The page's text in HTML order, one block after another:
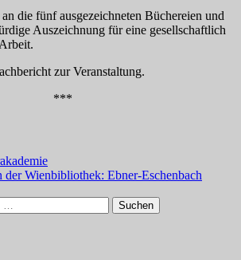
die fünf ausgezeichneten Büchereien und
Auszeichnung für eine gesellschaftlich
zur Veranstaltung.
***
der Wienbibliothek: Ebner-Eschenbach